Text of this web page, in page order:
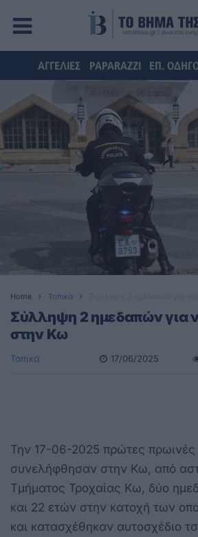
ΑΓΓΕΛΙΕΣ PAPARAZZI ΕΠ.
Home Τοπικά
Σύλληψη 2 ημεδαπών για
στην Κω
Τοπικά 17/06/2025
Την 17-06-2025 πρώτες
συνελήφθησαν στην Κω, από
Τμήματος Τροχαίας Κω, δύο
και 22 ετών στην κατοχή των
και κατασχέθηκαν αυτοσχέδιο